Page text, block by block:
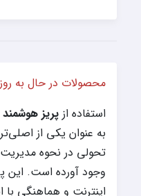
محصولات در حال به
استفاده از پریز هوشمند
به عنوان یکی از
تحولی در نحوه
وجود آورده است. این
اینترنت و هماهنگی با